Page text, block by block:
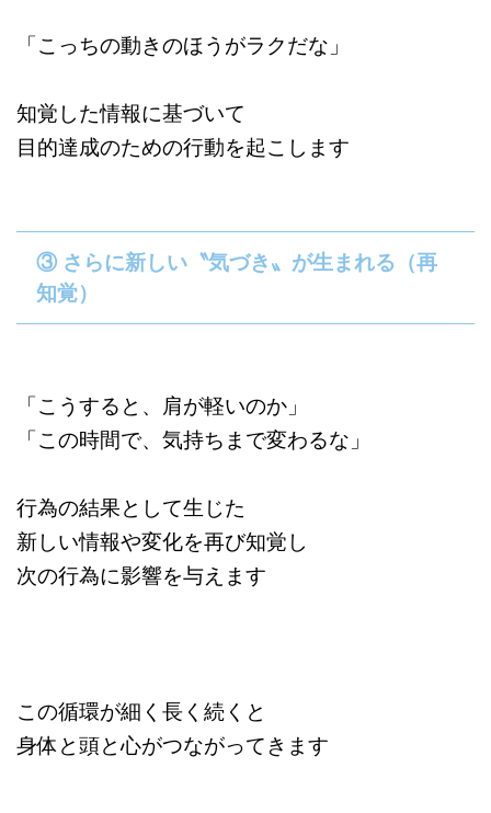
「こっちの動きのほうがラクだな」
知覚した情報に基づいて
目的達成のための行動を起こします
③ さらに新しい〝気づき〟が生まれる（再
知覚）
「こうすると、肩が軽いのか」
「この時間で、気持ちまで変わるな」
行為の結果として生じた
新しい情報や変化を再び知覚し
次の行為に影響を与えます
この循環が細く長く続くと
身体と頭と心がつながってきます